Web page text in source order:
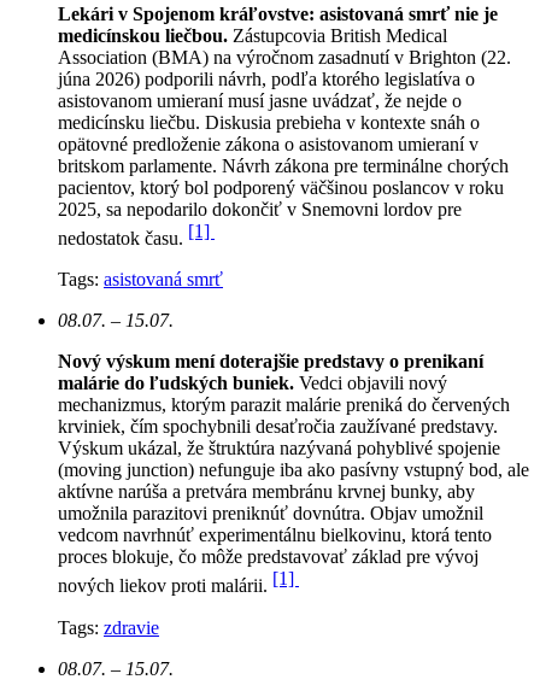
Lekári v Spojenom kráľovstve: asistovaná smrť nie je
medicínskou liečbou. Zástupcovia British Medical
Association (BMA) na výročnom zasadnutí v Brighton (22.
júna 2026) podporili návrh, podľa ktorého legislatíva o
asistovanom umieraní musí jasne uvádzať, že nejde o
medicínsku liečbu. Diskusia prebieha v kontexte snáh o
opätovné predloženie zákona o asistovanom umieraní v
britskom parlamente. Návrh zákona pre terminálne chorých
pacientov, ktorý bol podporený väčšinou poslancov v roku
2025, sa nepodarilo dokončiť v Snemovni lordov pre
nedostatok času. [1]
Tags: asistovaná smrť
08.07. – 15.07.
Nový výskum mení doterajšie predstavy o prenikaní
malárie do ľudských buniek. Vedci objavili nový
mechanizmus, ktorým parazit malárie preniká do červených
krviniek, čím spochybnili desaťročia zaužívané predstavy.
Výskum ukázal, že štruktúra nazývaná pohyblivé spojenie
(moving junction) nefunguje iba ako pasívny vstupný bod, ale
aktívne narúša a pretvára membránu krvnej bunky, aby
umožnila parazitovi preniknúť dovnútra. Objav umožnil
vedcom navrhnúť experimentálnu bielkovinu, ktorá tento
proces blokuje, čo môže predstavovať základ pre vývoj
nových liekov proti malárii. [1]
Tags: zdravie
08.07. – 15.07.